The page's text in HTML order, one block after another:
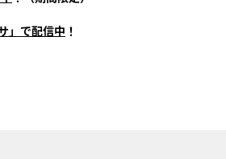
」で配信中 ！